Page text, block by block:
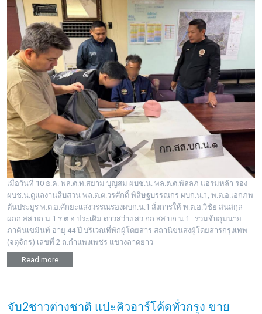
เมื่อวันที่ 10 ธ.ค. พล.ต.ท.สยาม บุญสม ผบช.น. พล.ต.ต.พัลลภ แอร่มหล้า รอง
ผบช.น.ดูแลงานสืบสวน พล.ต.ต.วรศักดิ์ พิสิษฐบรรณกร ผบก.น.1, พ.ต.อ.เอกภพ
ตันประยูร พ.ต.อ.ศักยะแสงวรรณรองผบก.น.1 สั่งการให้ พ.ต.อ.วิชัย สนสกุล
ผกก.สส.บก.น.1 ร.ต.อ.ประเดิม ดาวสว่าง สว.กก.สส.บก.น.1 ร่วมจับกุมนาย
ภาคินเขมินท์ อายุ 44 ปี บริเวณที่พักผู้โดยสาร สถานีขนส่งผู้โดยสารกรุงเทพ
(จตุจักร) เลขที่ 2 ถ.กําแพงเพชร แขวงลาดยาว
Read more
จับ2ชาวต่างชาติ แปะคิวอาร์โค้ดทั่วกรุง ขาย